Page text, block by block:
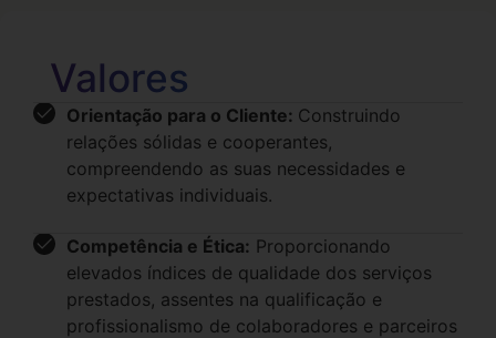
Valores
Orientação para o Cliente: Construindo
relações sólidas e cooperantes,
compreendendo as suas necessidades e
expectativas individuais.
Competência e Ética: Proporcionando
elevados índices de qualidade dos serviços
prestados, assentes na qualificação e
profissionalismo de colaboradores e parceiros